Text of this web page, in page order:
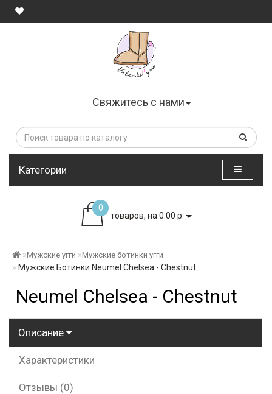
Свяжитесь с нами
Категории
0
товаров, на 0.00 р.
Мужские угги Мужские ботинки угги
Мужские Ботинки Neumel Chelsea - Chestnut
Neumel Chelsea - Chestnut
Описание
Характеристики
Отзывы (0)